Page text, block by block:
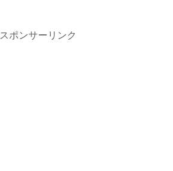
スポンサーリンク